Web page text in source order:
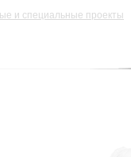
и специальные проекты